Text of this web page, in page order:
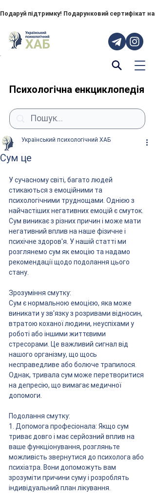
Подаруй підтримку! Подарунковий сертифікат
Психологічна енкциклопедія
Сум це
Український психологічний ХАБ
У сучасному світі, багато людей
стикаються з емоційними та
психологічними труднощами. Однією з
найчастіших негативних емоцій є смуток.
Сум виникає з різних причин і може мати
негативний вплив на наше фізичне і
психічне здоров'я. У нашій статті ми
розглянемо сум як емоцію та надамо
рекомендації щодо подолання цього
стану.
Зрозуміння смутку:
Сум є нормальною емоцією, яка може
виникати у зв'язку з розривами відносин,
втратою коханої людини, неуспіхами у
роботі або іншими життєвими
стресорами. Це важливий сигнал від
нашого організму, що щось
несправедливе або болюче трапилося.
Однак, тривала сум може перетворитися
на депресію, що вимагає медичної
допомоги.
Подолання смутку:
1. Допомога професіонала: Якщо сум
триває довго і має серйозний вплив на
ваше функціонування, розгляньте
можливість звернутися до психолога або
психіатра. Вони допоможуть вам
зрозуміти причини суму і розроблять
індивідуальний план лікування.